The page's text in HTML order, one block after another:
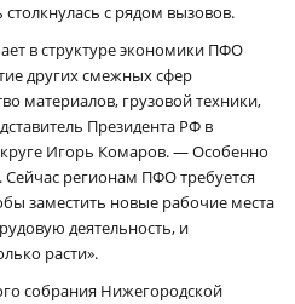
столкнулась с рядом вызовов.
в структуре экономики ПФО
других смежных сфер
материалов, грузовой техники,
Президента РФ в
Игорь Комаров. — Особенно
регионам ПФО требуется
заместить новые рабочие места
деятельность, и
расти».
собрания Нижегородской